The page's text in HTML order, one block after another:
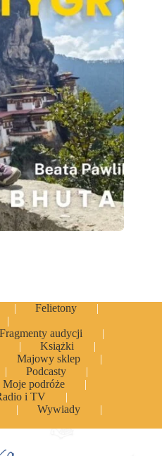
Felietony
Fragmenty audycji
Książki
Majowy sklep
Podcasty
Moje podróże
i TV
Wywiady